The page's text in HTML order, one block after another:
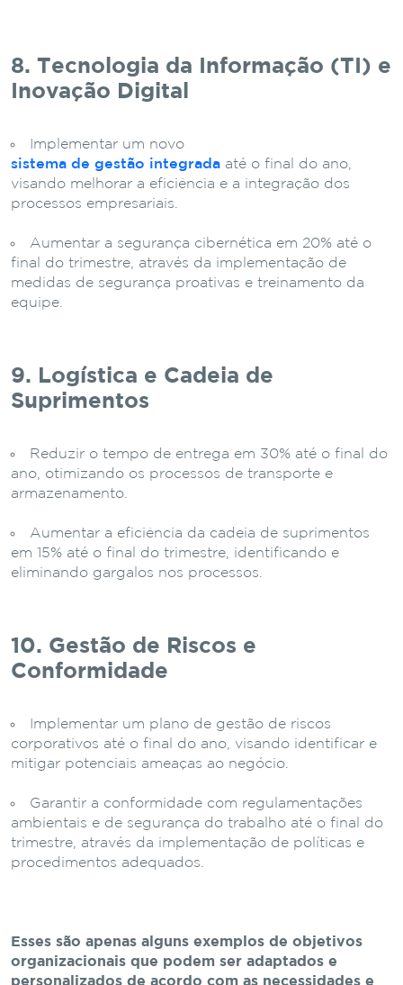
8. Tecnologia da Informação (TI) e
Inovação Digital
Implementar um novo
sistema de gestão integrada até o final do ano,
visando melhorar a eficiência e a integração dos
processos empresariais.
Aumentar a segurança cibernética em 20% até o
final do trimestre, através da implementação de
medidas de segurança proativas e treinamento da
equipe.
9. Logística e Cadeia de
Suprimentos
Reduzir o tempo de entrega em 30% até o final do
ano, otimizando os processos de transporte e
armazenamento.
Aumentar a eficiência da cadeia de suprimentos
em 15% até o final do trimestre, identificando e
eliminando gargalos nos processos.
10. Gestão de Riscos e
Conformidade
Implementar um plano de gestão de riscos
corporativos até o final do ano, visando identificar e
mitigar potenciais ameaças ao negócio.
Garantir a conformidade com regulamentações
ambientais e de segurança do trabalho até o final do
trimestre, através da implementação de políticas e
procedimentos adequados.
Esses são apenas alguns exemplos de objetivos
organizacionais que podem ser adaptados e
personalizados de acordo com as necessidades e